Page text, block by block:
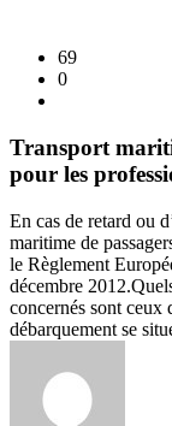
69
0
Transport
pour les
En cas de retard ou
maritime de
le Règlement
décembre 2012.
concernés sont ceux
débarquement se